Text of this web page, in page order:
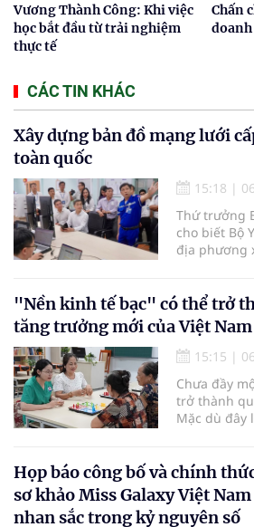
Vương Thành Công: Khi việc
học bắt đầu từ trải nghiệm
thực tế
Chấn
CÁC TIN KHÁC
Xây dựng bản đồ mạng lưới
toàn quốc
15:18 |
Thứ trưởng
cho biết Bộ
địa phương
thiện cơ chế
hóa phương
năng lực
phạm vi cả
"Nền kinh tế bạc" có thể trở
tăng trưởng mới của Việt Nam
15:15 |
Chưa đầy
trở thành
Mặc dù đây
có giá trị
Họp báo công bố và chính
sơ khảo Miss Galaxy Việt
nhan sắc trong kỷ nguyên số